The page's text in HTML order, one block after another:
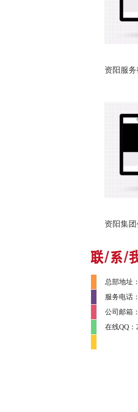
资阳服
资阳集
总部地址
服务电话
公司邮箱
在线QQ：